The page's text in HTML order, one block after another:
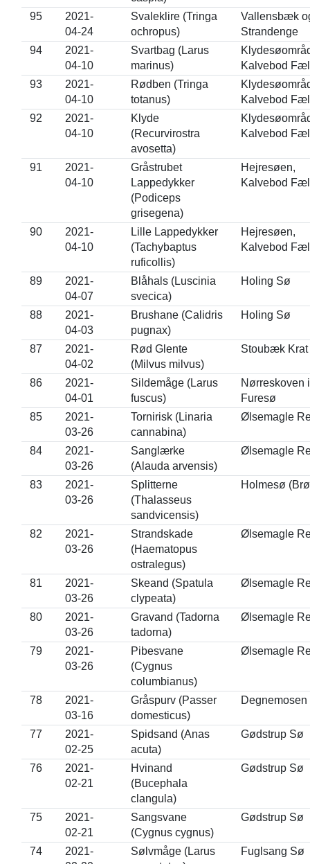
95
2021-
04-24
Svaleklire (Tringa
ochropus)
Vallensbæk
Strandenge
94
2021-
04-10
Svartbag (Larus
marinus)
Kalvebod
93
2021-
04-10
Rødben (Tringa
totanus)
Kalvebod
92
2021-
04-10
Klyde
(Recurvirostra
avosetta)
Kalvebod
91
2021-
04-10
Gråstrubet
Lappedykker
(Podiceps
grisegena)
Hejresøen,
Kalvebod
90
2021-
04-10
Lille Lappedykker
(Tachybaptus
ruficollis)
Hejresøen,
Kalvebod
89
2021-
04-07
Blåhals (Luscinia
svecica)
Holing Sø
88
2021-
04-03
Brushane (Calidris
pugnax)
Holing Sø
87
2021-
04-02
Rød Glente
(Milvus milvus)
Stoubæk Krat
86
2021-
04-01
Sildemåge (Larus
fuscus)
Nørreskoven i
Furesø
85
2021-
03-26
Tornirisk (Linaria
cannabina)
Ølsemagle
84
2021-
03-26
Sanglærke
(Alauda arvensis)
Ølsemagle
83
2021-
03-26
Splitterne
(Thalasseus
sandvicensis)
Holmesø
82
2021-
03-26
Strandskade
(Haematopus
ostralegus)
Ølsemagle
81
2021-
03-26
Skeand (Spatula
clypeata)
Ølsemagle
80
2021-
03-26
Gravand (Tadorna
tadorna)
Ølsemagle
79
2021-
03-26
Pibesvane
(Cygnus
columbianus)
Ølsemagle
78
2021-
03-16
Gråspurv (Passer
domesticus)
Degnemosen
77
2021-
02-25
Spidsand (Anas
acuta)
Gødstrup Sø
76
2021-
02-21
Hvinand
(Bucephala
clangula)
Gødstrup Sø
75
2021-
02-21
Sangsvane
(Cygnus cygnus)
Gødstrup Sø
74
2021-
Sølvmåge (Larus
Fuglsang Sø